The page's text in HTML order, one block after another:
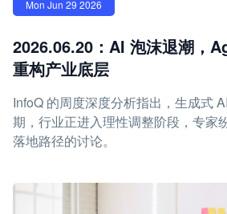
Mon Jun 29 2026
2026.06.20：AI 泡沫退潮，
重构产业底层
InfoQ 的周度深度分析指出，生成式
期，行业正进入理性调整阶段，专家
落地路径的讨论。